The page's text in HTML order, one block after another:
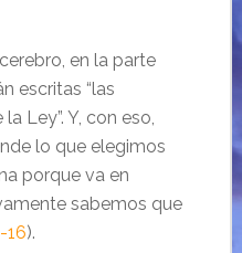
en la parte
escritas “las
Ley”. Y, con eso,
lo que elegimos
porque va en
sabemos que
16).